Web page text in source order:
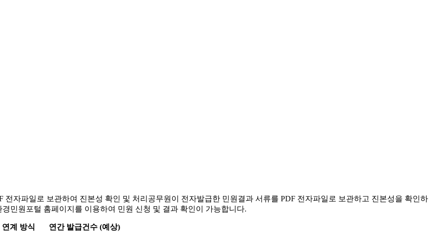
자파일로 보관하여 진본성 확인 및 처리공무원이 전자발급한 민원결과 서류를 PDF 전자파일로 보관하고 진본성을 확인하
민원포털 홈페이지를 이용하여 민원 신청 및 결과 확인이 가능합니다.
연계 방식
연간 발급건수 (예상)